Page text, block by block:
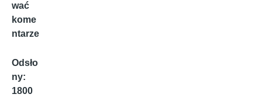
wać
kome
ntarze
Odsło
ny:
1800